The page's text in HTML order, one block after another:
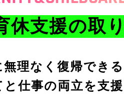
休支援の取
無理なく復帰でき
と仕事の両立を支